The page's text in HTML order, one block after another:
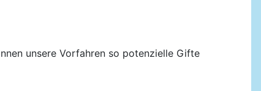
unsere Vorfahren so potenzielle Gifte